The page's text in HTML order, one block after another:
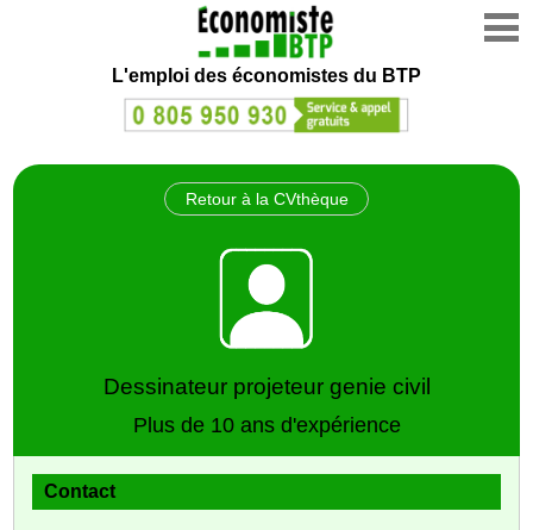
L'emploi des économistes du BTP
Retour à la CVthèque
Dessinateur projeteur genie civil
Plus de 10 ans d'expérience
Contact